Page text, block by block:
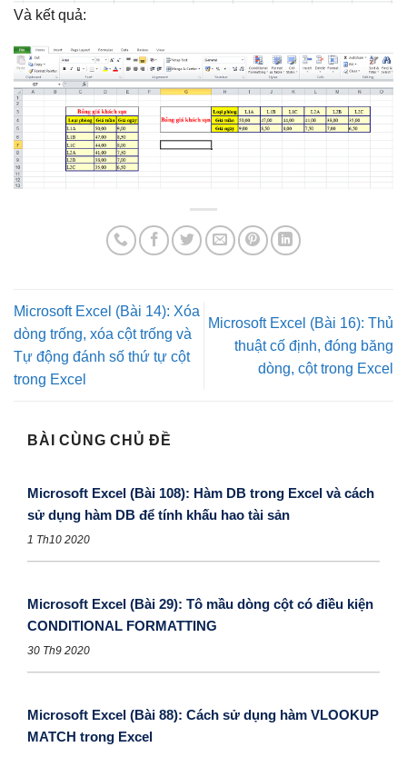
Và kết quả:
Microsoft Excel (Bài 14): Xóa
dòng trống, xóa cột trống và
Tự động đánh số thứ tự cột
trong Excel
Microsoft Excel (Bài 16): Thủ
thuật cố định, đóng băng
dòng, cột trong Excel
BÀI CÙNG CHỦ ĐỀ
Microsoft Excel (Bài 108): Hàm DB trong Excel và cách
sử dụng hàm DB để tính khấu hao tài sản
1 Th10 2020
Microsoft Excel (Bài 29): Tô mầu dòng cột có điều kiện
CONDITIONAL FORMATTING
30 Th9 2020
Microsoft Excel (Bài 88): Cách sử dụng hàm VLOOKUP
MATCH trong Excel